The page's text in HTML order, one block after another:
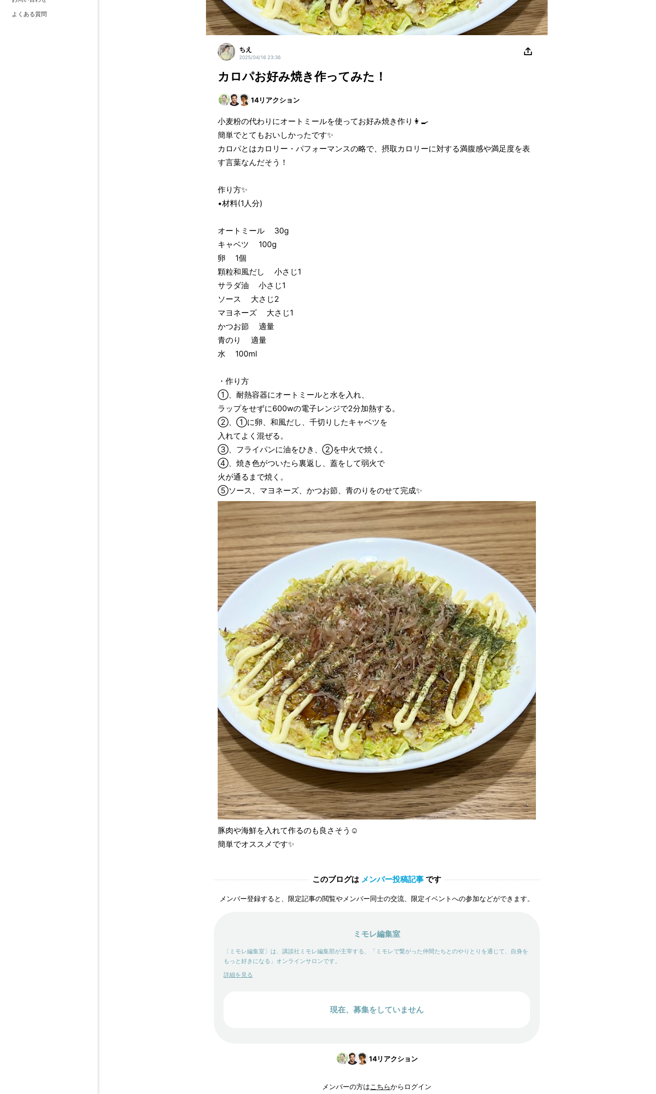
よくある質問
ちえ
2025/04/16 23:36
カロパお好み焼き作ってみた！
14リアクション
小麦粉の代わりにオートミールを使ってお好み焼き作り👩‍🍳
簡単でとてもおいしかったです✨
カロパとはカロリー・パフォーマンスの略で、摂取カロリーに対する満腹感や満足度を表
す言葉なんだそう！
作り方✨
•材料(1人分)
オートミール 30g
キャベツ 100g
卵 1個
顆粒和風だし 小さじ1
サラダ油 小さじ1
ソース 大さじ2
マヨネーズ 大さじ1
かつお節 適量
青のり 適量
水 100ml
・作り方
①、耐熱容器にオートミールと水を入れ、
ラップをせずに600wの電子レンジで2分加熱する。
②、①に卵、和風だし、千切りしたキャベツを
入れてよく混ぜる。
③、フライパンに油をひき、②を中火で焼く。
④、焼き色がついたら裏返し、蓋をして弱火で
火が通るまで焼く。
⑤ソース、マヨネーズ、かつお節、青のりをのせて完成✨
豚肉や海鮮を入れて作るのも良さそう☺️
簡単でオススメです✨
このブログは メンバー投稿記事 です
メンバー登録すると、限定記事の閲覧やメンバー同士の交流、限定イベントへの参加などができます。
ミモレ編集室
〔ミモレ編集室〕は、講談社ミモレ編集部が主宰する、「ミモレで繋がった仲間たちとのやりとりを通じて、自身を
もっと好きになる」オンラインサロンです。
詳細を見る
現在、募集をしていません
14リアクション
メンバーの方はこちらからログイン